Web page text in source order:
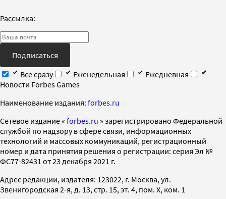
Рассылка:
Подписаться
Все сразу
Еженедельная
Ежедневная
Новости Forbes Games
Наименование издания: forbes.ru
Cетевое издание « forbes.ru » зарегистрировано Федеральной
службой по надзору в сфере связи, информационных
технологий и массовых коммуникаций, регистрационный
номер и дата принятия решения о регистрации: серия Эл №
ФС77-82431 от 23 декабря 2021 г.
Адрес редакции, издателя: 123022, г. Москва, ул.
Звенигородская 2-я, д. 13, стр. 15, эт. 4, пом. X, ком. 1